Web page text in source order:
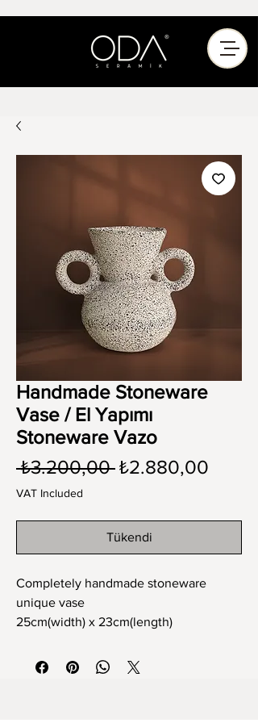
Handmade Stoneware
Vase / El Yapımı
Stoneware Vazo
₺3.200,00 Regular
₺2.880,00
VAT Included
Tükendi
Completely handmade stoneware
unique vase
25cm(width) x 23cm(length)
Tamamen el yapımı stoneware tek ve